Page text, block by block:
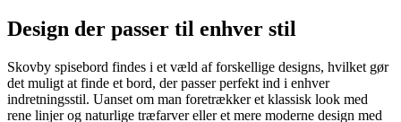
Design der passer til enhver stil
Skovby spisebord findes i et væld af forskellige designs, hvilket gør
det muligt at finde et bord, der passer perfekt ind i enhver
indretningsstil. Uanset om man foretrækker et klassisk look med
rene linjer og naturlige træfarver eller et mere moderne design med